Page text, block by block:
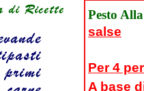
Pesto
salse
Per 4
A base